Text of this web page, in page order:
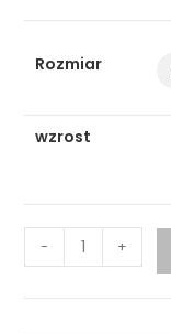
Rozmiar
wzrost
- +